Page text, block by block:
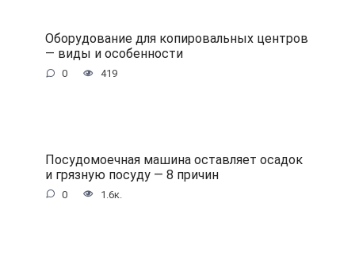
Оборудование для копировальных центров
— виды и особенности
0 419
Посудомоечная машина оставляет осадок
и грязную посуду — 8 причин
0 1.6к.